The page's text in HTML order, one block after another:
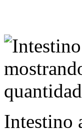
Intestino